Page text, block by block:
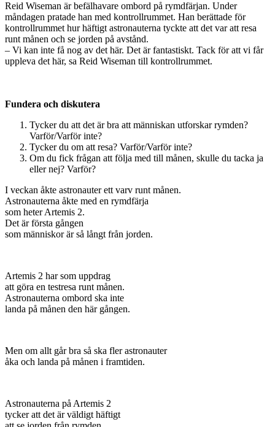
Reid Wiseman är befälhavare ombord på rymdfärjan. Under
måndagen pratade han med kontrollrummet. Han berättade för
kontrollrummet hur häftigt astronauterna tyckte att det var att resa
runt månen och se jorden på avstånd.
– Vi kan inte få nog av det här. Det är fantastiskt. Tack för att vi får
uppleva det här, sa Reid Wiseman till kontrollrummet.
Fundera och diskutera
Tycker du att det är bra att människan utforskar rymden?
Varför/Varför inte?
Tycker du om att resa? Varför/Varför inte?
Om du fick frågan att följa med till månen, skulle du tacka ja
eller nej? Varför?
I veckan åkte astronauter ett varv runt månen.
Astronauterna åkte med en rymdfärja
som heter Artemis 2.
Det är första gången
som människor är så långt från jorden.
Artemis 2 har som uppdrag
att göra en testresa runt månen.
Astronauterna ombord ska inte
landa på månen den här gången.
Men om allt går bra så ska fler astronauter
åka och landa på månen i framtiden.
Astronauterna på Artemis 2
tycker att det är väldigt häftigt